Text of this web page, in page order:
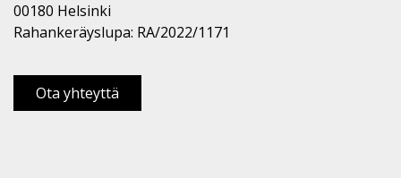
00180 Helsinki
Rahankeräyslupa: RA/2022/1171
Ota yhteyttä